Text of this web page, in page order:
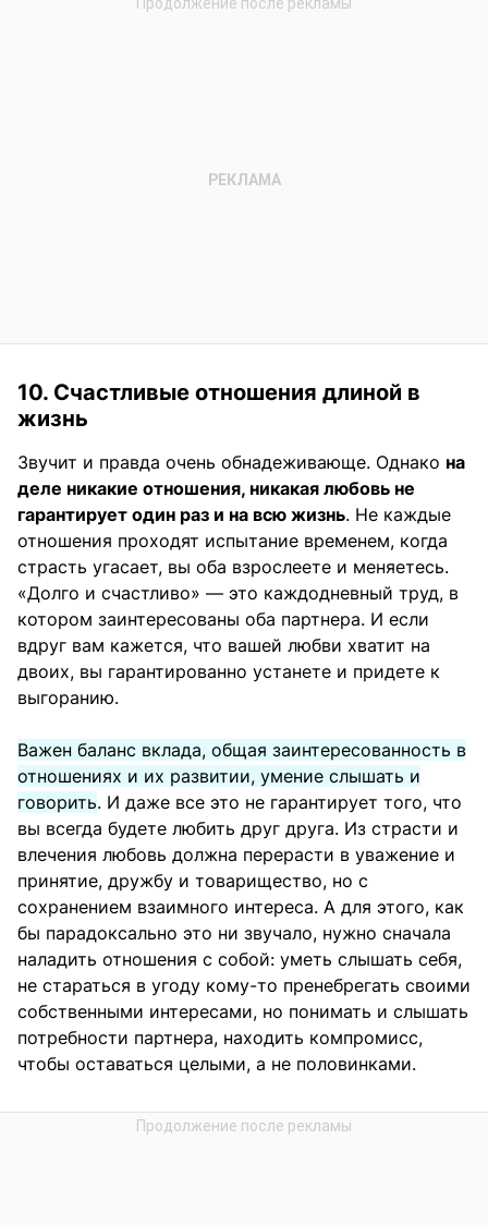
10. Счастливые отношения длиной в
жизнь
Звучит и правда очень обнадеживающе. Однако на
деле никакие отношения, никакая любовь не
гарантирует один раз и на всю жизнь. Не каждые
отношения проходят испытание временем, когда
страсть угасает, вы оба взрослеете и меняетесь.
«Долго и счастливо» — это каждодневный труд, в
котором заинтересованы оба партнера. И если
вдруг вам кажется, что вашей любви хватит на
двоих, вы гарантированно устанете и придете к
выгоранию.
Важен баланс вклада, общая заинтересованность в
отношениях и их развитии, умение слышать и
говорить. И даже все это не гарантирует того, что
вы всегда будете любить друг друга. Из страсти и
влечения любовь должна перерасти в уважение и
принятие, дружбу и товарищество, но с
сохранением взаимного интереса. А для этого, как
бы парадоксально это ни звучало, нужно сначала
наладить отношения с собой: уметь слышать себя,
не стараться в угоду кому-то пренебрегать своими
собственными интересами, но понимать и слышать
потребности партнера, находить компромисс,
чтобы оставаться целыми, а не половинками.